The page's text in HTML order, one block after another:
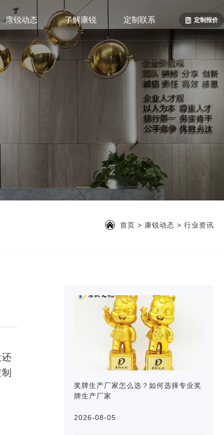
康锐动态 了解康锐 定制联系 定制报价
首页 > 康锐动态 > 行业资讯
奖牌生产厂家怎么选？如何选择专业奖
牌生产厂家
2026-08-05